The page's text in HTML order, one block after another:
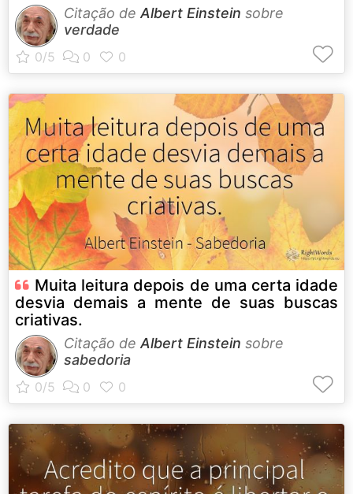
Citação de Albert Einstein sobre
verdade
Muita leitura depois de uma certa idade
desvia demais a mente de suas buscas
criativas.
Citação de Albert Einstein sobre
sabedoria